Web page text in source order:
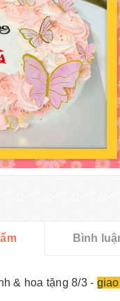
Bình
& hoa tặng 8/3 -